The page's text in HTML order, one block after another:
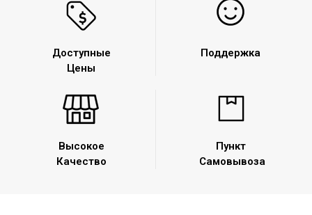
Высокое
Качество
Доступные
Цены
Пункт
Самовывоза
Поддержка